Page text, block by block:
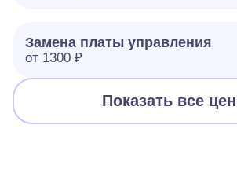
Замена платы управления
от 1300 ₽
Показать все